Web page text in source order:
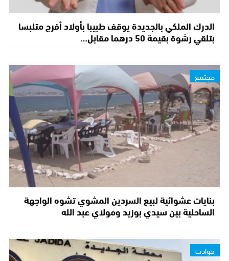
الدرك الملكي بالجديدة يوقف طبيبا بأولاد أفرج متلبسا
بتلقي رشوة بقيمة 50 درهما مقابل…
مجتمع
بنايات عشوائية لبيع السردين المشوي تشوه الواجهة
الساحلية بين سيدي بوزيد ومولاي عبد الله
حوادث